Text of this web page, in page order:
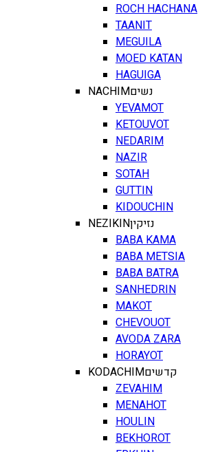
ROCH HACHANA
TAANIT
MEGUILA
MOED KATAN
HAGUIGA
NACHIMנשים
YEVAMOT
KETOUVOT
NEDARIM
NAZIR
SOTAH
GUTTIN
KIDOUCHIN
NEZIKINנזיקין
BABA KAMA
BABA METSIA
BABA BATRA
SANHEDRIN
MAKOT
CHEVOUOT
AVODA ZARA
HORAYOT
KODACHIMקדשים
ZEVAHIM
MENAHOT
HOULIN
BEKHOROT